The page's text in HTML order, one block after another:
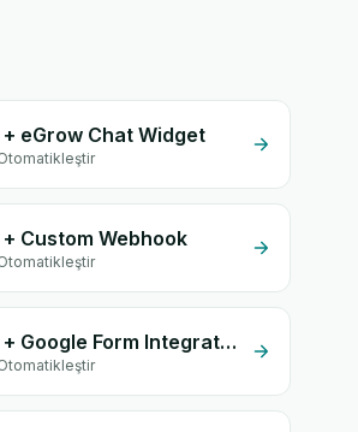
eGrow Chat Widget
Custom Webhook
Ameex + Google Form Integration